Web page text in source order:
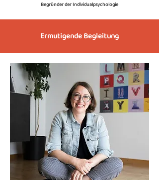
Begründer der Individualpsychologie
Ermutigende Begleitung